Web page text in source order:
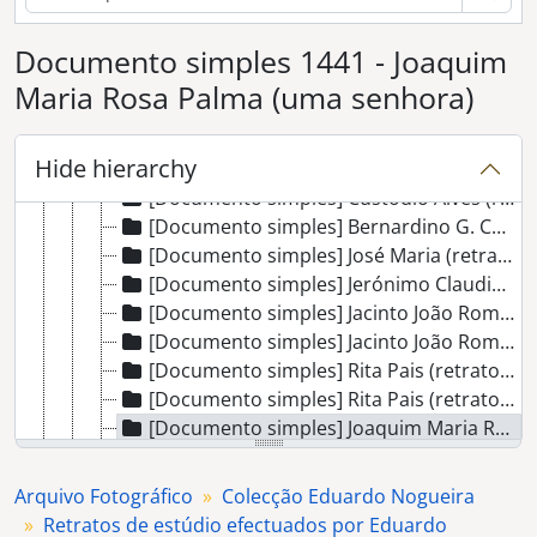
Documento simples 1441 - Joaquim
Maria Rosa Palma (uma senhora)
Hide hierarchy
[Documento simples] Carolina Pais Abelha (retrato de homem)
[Documento simples] Retrato de senhora (sem registo)
[Documento simples] Brazil ( retrato de homem)
[Documento simples] Herminia Celeste Rosa (retrato de homem)
[Documento simples] Helaria Silva (retrato de senhora)
[Documento simples] Inácio da Silva Roque (retrato de homem)
[Documento simples] Custodio Alves (retrato de homem)
[Documento simples] Bernardino G. Carvalho (retrato de homem)
[Documento simples] José Maria (retrato de senhora)
[Documento simples] Jerónimo Claudino (retrato de homem)
[Documento simples] Jacinto João Romba (retrato de homem)
[Documento simples] Jacinto João Romba (retrato de homem)
[Documento simples] Rita Pais (retrato de senhora)
[Documento simples] Rita Pais (retrato de homem)
[Documento simples] Joaquim Maria Rosa Palma (uma senhora)
[Documento simples] Marta Pais (retrato de senhora)
[Documento simples] Rebocho (retrato de homem)
[Documento simples] Rebocho (retrato de homem)
Arquivo Fotográfico
Colecção Eduardo Nogueira
Retratos de estúdio efectuados por Eduardo